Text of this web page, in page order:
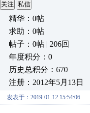
关注 私信
精华：0帖
求助：0帖
帖子：0帖 | 206回
年度积分：0
历史总积分：670
注册：2012年5月13日
发表于：2019-01-12 15:54:06